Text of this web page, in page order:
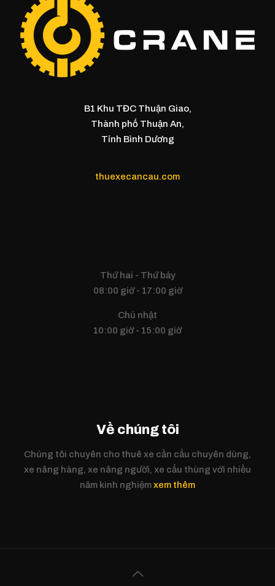
B1 Khu TĐC Thuận Giao,
Thành phố Thuận An,
Tỉnh Bình Dương
thuexecancau.com
Thứ hai - Thứ bảy
08:00 giờ - 17:00 giờ
Chủ nhật
10:00 giờ - 15:00 giờ
Về chúng tôi
Chúng tôi chuyên cho thuê xe cần cẩu chuyên dùng,
xe nâng hàng, xe nâng người, xe cẩu thùng với nhiều
năm kinh nghiệmxem thêm